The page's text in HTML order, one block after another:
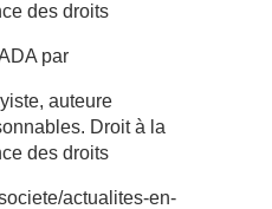
des droits
par
auteure
Droit à la
des droits
actualites-en-